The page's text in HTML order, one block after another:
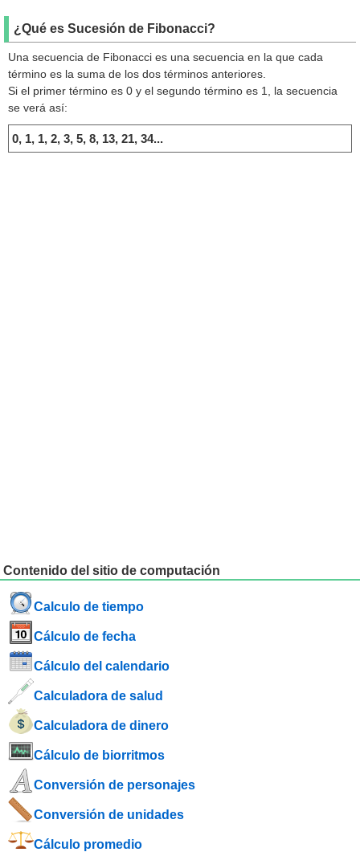
9 21
¿Qué es Sucesión de Fibonacci?
Una secuencia de Fibonacci es una secuencia en la que cada
término es la suma de los dos términos anteriores.
Si el primer término es 0 y el segundo término es 1, la secuencia
se verá así:
0, 1, 1, 2, 3, 5, 8, 13, 21, 34...
Contenido del sitio de computación
Calculo de tiempo
Cálculo de fecha
Cálculo del calendario
Calculadora de salud
Calculadora de dinero
Cálculo de biorritmos
Conversión de personajes
Conversión de unidades
Cálculo promedio